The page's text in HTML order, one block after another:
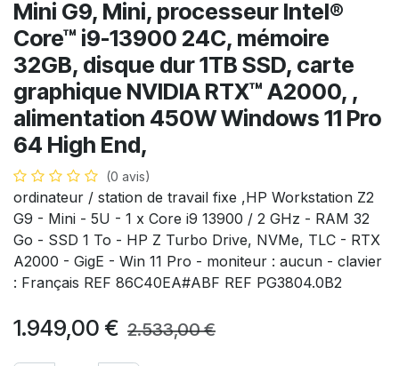
Mini G9, Mini, processeur Intel®
Core™ i9-13900 24C, mémoire
32GB, disque dur 1TB SSD, carte
graphique NVIDIA RTX™ A2000, ,
alimentation 450W Windows 11 Pro
64 High End,
(0 avis)
ordinateur / station de travail fixe ,HP Workstation Z2
G9 - Mini - 5U - 1 x Core i9 13900 / 2 GHz - RAM 32
Go - SSD 1 To - HP Z Turbo Drive, NVMe, TLC - RTX
A2000 - GigE - Win 11 Pro - moniteur : aucun - clavier
: Français REF 86C40EA#ABF REF PG3804.0B2
1.949,00 € 2.533,00€